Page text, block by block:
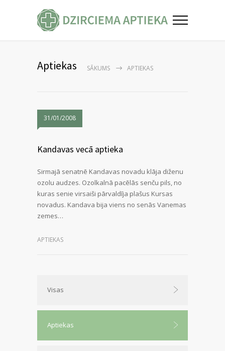
Aptiekas SĀKUMS APTIEKAS
31/01/2008
Kandavas vecā aptieka
Sirmajā senatnē Kandavas novadu klāja diženu
ozolu audzes. Ozolkalnā pacēlās senču pils, no
kuras senie virsaiši pārvaldīja plašus Kursas
novadus. Kandava bija viens no senās Vanemas
zemes…
APTIEKAS
Visas
Aptiekas